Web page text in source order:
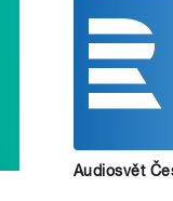
Audiosvět